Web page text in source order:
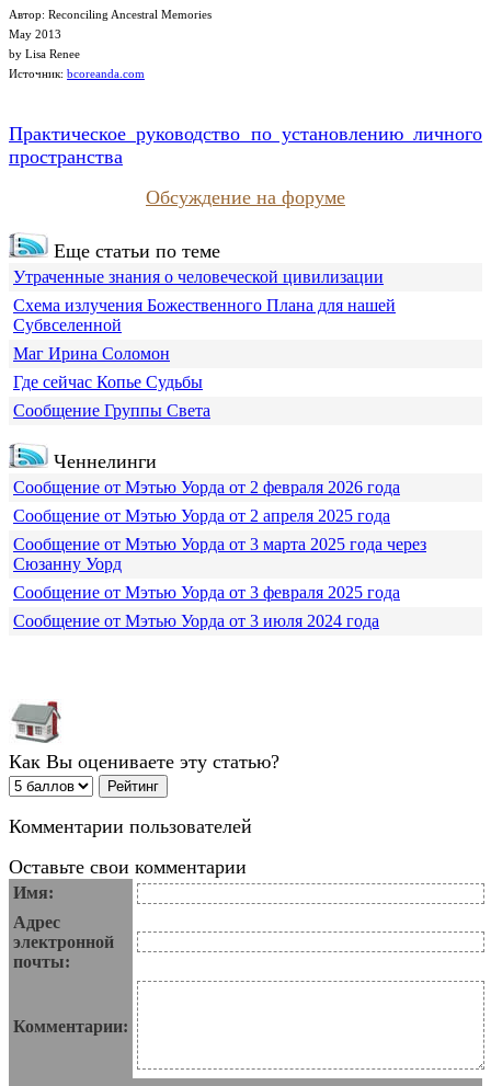
Автор: Reconciling Ancestral Memories
May 2013
by Lisa Renee
Источник: bcoreanda.com
Практическое руководство по установлению личного
пространства
Обсуждение на форуме
Еще статьи по теме
Утраченные знания о человеческой цивилизации
Схема излучения Божественного Плана для нашей
Субвселенной
Маг Ирина Соломон
Где сейчас Копье Судьбы
Сообщение Группы Света
Ченнелинги
Сообщение от Мэтью Уорда от 2 февраля 2026 года
Сообщение от Мэтью Уорда от 2 апреля 2025 года
Сообщение от Мэтью Уорда от 3 марта 2025 года через
Сюзанну Уорд
Сообщение от Мэтью Уорда от 3 февраля 2025 года
Сообщение от Мэтью Уорда от 3 июля 2024 года
Как Вы оцениваете эту статью?
Комментарии пользователей
Оставьте свои комментарии
Имя:
Адрес
электронной
почты:
Комментарии: